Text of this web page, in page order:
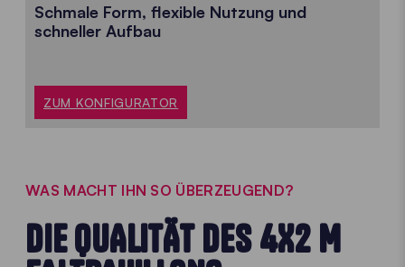
Schmale Form, flexible Nutzung und
schneller Aufbau
ZUM KONFIGURATOR
WAS MACHT IHN SO ÜBERZEUGEND?
DIE QUALITÄT DES 4X2 M